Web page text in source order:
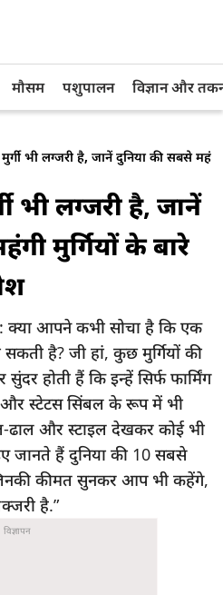
मौसम पशुपालन विज्ञान और
भी लग्जरी है, जानें दुनिया की सबसे महंगी
भी लग्जरी है, जानें
मुर्गियों के बारे
आपने कभी सोचा है कि एक
है? जी हां, कुछ मुर्गियों की
होती हैं कि इन्हें सिर्फ फार्मिंग
स्टेटस सिंबल के रूप में भी
ढाल और स्टाइल देखकर कोई भी
जानते हैं दुनिया की 10 सबसे
कीमत सुनकर आप भी कहेंगे,
है.”